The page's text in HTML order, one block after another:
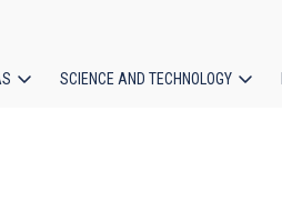
SCIENCE AND TECHNOLOGY